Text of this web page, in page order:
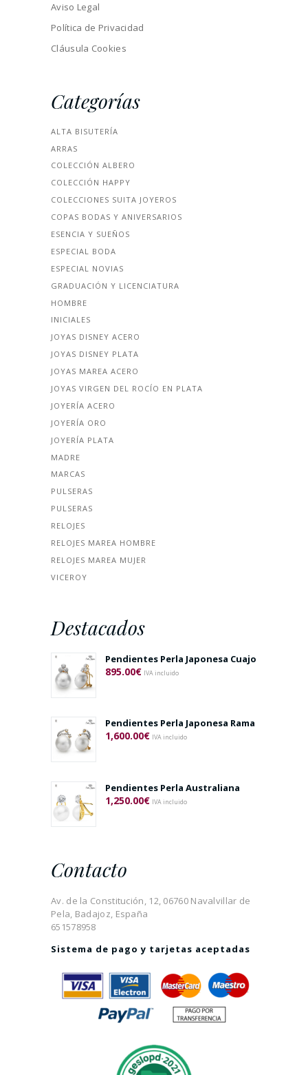
Aviso Legal
Política de Privacidad
Cláusula Cookies
Categorías
ALTA BISUTERÍA
ARRAS
COLECCIÓN ALBERO
COLECCIÓN HAPPY
COLECCIONES SUITA JOYEROS
COPAS BODAS Y ANIVERSARIOS
ESENCIA Y SUEÑOS
ESPECIAL BODA
ESPECIAL NOVIAS
GRADUACIÓN Y LICENCIATURA
HOMBRE
INICIALES
JOYAS DISNEY ACERO
JOYAS DISNEY PLATA
JOYAS MAREA ACERO
JOYAS VIRGEN DEL ROCÍO EN PLATA
JOYERÍA ACERO
JOYERÍA ORO
JOYERÍA PLATA
MADRE
MARCAS
PULSERAS
PULSERAS
RELOJES
RELOJES MAREA HOMBRE
RELOJES MAREA MUJER
VICEROY
Destacados
Pendientes Perla Japonesa Cuajo
895.00€ IVA incluido
Pendientes Perla Japonesa Rama
1,600.00€ IVA incluido
Pendientes Perla Australiana
1,250.00€ IVA incluido
Contacto
Av. de la Constitución, 12, 06760 Navalvillar de
Pela, Badajoz, España
651578958
Sistema de pago y tarjetas aceptadas